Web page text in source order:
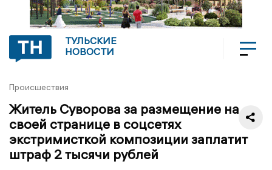
ТУЛЬСКИЕ
НОВОСТИ
Происшествия
Житель Суворова за размещение на
своей странице в соцсетях
экстримисткой композиции заплатит
штраф 2 тысячи рублей